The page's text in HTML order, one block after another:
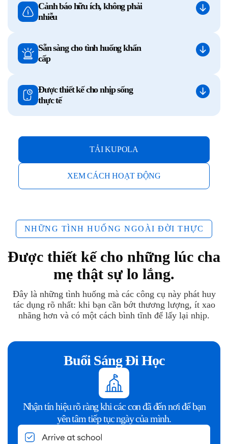
Cảnh báo hữu ích, không phải
nhiễu
Sẵn sàng cho tình huống khẩn
cấp
Được thiết kế cho nhịp sống
thực tế
TẢI KUPOLA
XEM CÁCH HOẠT ĐỘNG
NHỮNG TÌNH HUỐNG NGOÀI ĐỜI THỰC
Được thiết kế cho những lúc cha
mẹ thật sự lo lắng.
Đây là những tình huống mà các công cụ này phát huy
tác dụng rõ nhất: khi bạn cần bớt thương lượng, ít xao
nhãng hơn và có một cách bình tĩnh để lấy lại nhịp.
Buổi Sáng Đi Học
Nhận tín hiệu rõ ràng khi các con đã đến nơi để bạn
yên tâm tiếp tục ngày của mình.